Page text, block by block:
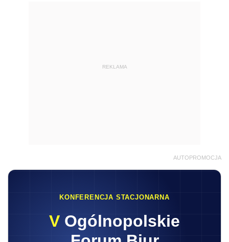
REKLAMA
AUTOPROMOCJA
KONFERENCJA STACJONARNA
V Ogólnopolskie